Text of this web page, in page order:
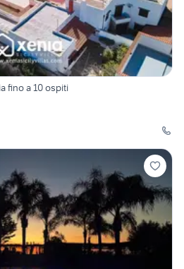
fino a 10 ospiti